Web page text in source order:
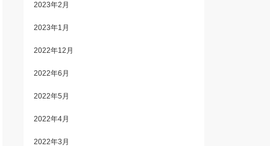
2023年2月
2023年1月
2022年12月
2022年6月
2022年5月
2022年4月
2022年3月